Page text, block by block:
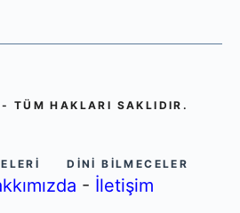
TÜM HAKLARI SAKLIDIR.
DINI BILMECELER
- İletişim